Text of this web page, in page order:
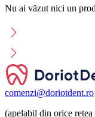
Nu ai văzut nici un
comenzi@doriotdent.ro
(apelabil din orice